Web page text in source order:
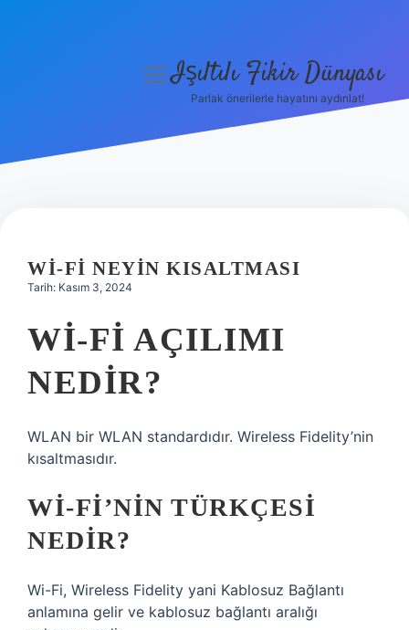
menüyüIşıltılı Fikir Dünyası
Parlak önerilerle hayatını aydınlat!
WI-FI NEYIN KISALTMASI
Tarih: Kasım 3, 2024
WI-FI AÇILIMI
NEDIR?
WLAN bir WLAN standardıdır. Wireless Fidelity’nin
kısaltmasıdır.
WI-FI’NIN TÜRKÇESI
NEDIR?
Wi-Fi, Wireless Fidelity yani Kablosuz Bağlantı
anlamına gelir ve kablosuz bağlantı aralığı